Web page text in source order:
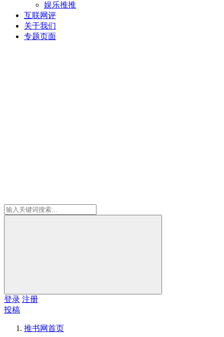
娱乐推推
互联网评
关于我们
专题页面
登录 注册
投稿
推书网首页